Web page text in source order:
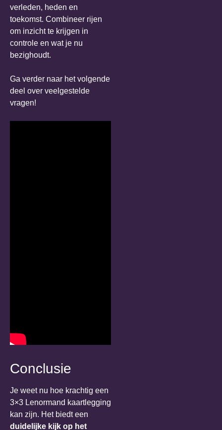
verleden, heden en
toekomst. Combineer rijen
om inzicht te krijgen in
controle en wat je nu
bezighoudt.
Ga verder naar het volgende
deel over veelgestelde
vragen!
Conclusie
Je weet nu hoe krachtig een
3×3 Lenormand kaartlegging
kan zijn. Het biedt een
duidelijke kijk op het